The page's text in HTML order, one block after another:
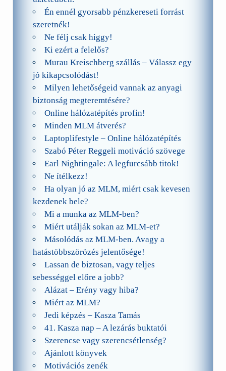
Én ennél gyorsabb pénzkereseti forrást
szeretnék!
Ne félj csak higgy!
Ki ezért a felelős?
Murau Kreischberg szállás – Válassz egy
jó kikapcsolódást!
Milyen lehetőségeid vannak az anyagi
biztonság megteremtésére?
Online hálózatépítés profin!
Minden MLM átverés?
Laptoplifestyle – Online hálózatépítés
Szabó Péter Reggeli motiváció szövege
Earl Nightingale: A legfurcsább titok!
Ne ítélkezz!
Ha olyan jó az MLM, miért csak kevesen
kezdenek bele?
Mi a munka az MLM-ben?
Miért utálják sokan az MLM-et?
Másolódás az MLM-ben. Avagy a
hatástöbbszörözés jelentősége!
Lassan de biztosan, vagy teljes
sebességgel előre a jobb?
Alázat – Erény vagy hiba?
Miért az MLM?
Jedi képzés – Kasza Tamás
41. Kasza nap – A lezárás buktatói
Szerencse vagy szerencsétlenség?
Ajánlott könyvek
Motivációs zenék